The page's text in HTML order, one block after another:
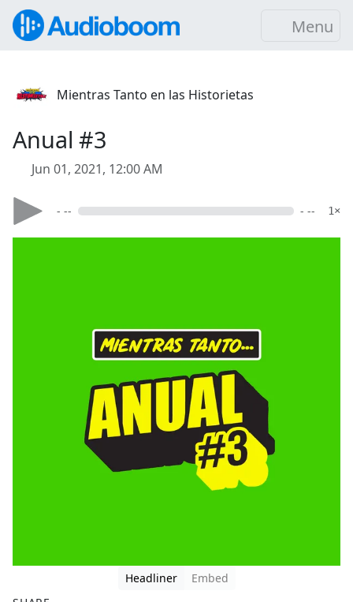
Menu
Mientras Tanto en las Historietas
Anual #3
Jun 01, 2021, 12:00 AM
- -- - -- 1×
Headliner
Embed